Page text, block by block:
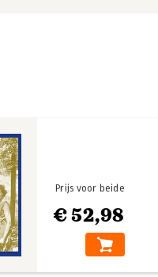
€ 52,98
Prijs voor beide